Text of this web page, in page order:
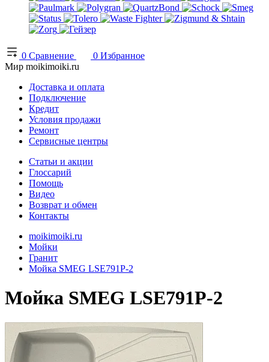
0 Сравнение 0 Избранное
Мир moikimoiki.ru
Доставка и оплата
Подключение
Кредит
Условия продажи
Ремонт
Сервисные центры
Статьи и акции
Глоссарий
Помощь
Видео
Возврат и обмен
Контакты
moikimoiki.ru
Мойки
Гранит
Мойка SMEG LSE791P-2
Мойка SMEG LSE791P-2